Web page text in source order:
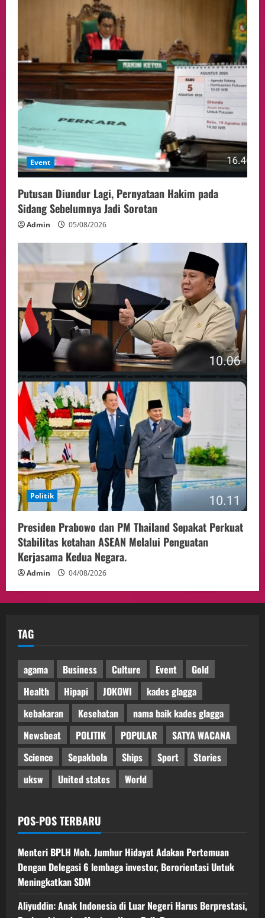
Event
Putusan Diundur Lagi, Pernyataan Hakim pada
Sidang Sebelumnya Jadi Sorotan
Admin 05/08/2026
Politik
Presiden Prabowo dan PM Thailand Sepakat Perkuat
Stabilitas ketahan ASEAN Melalui Penguatan
Kerjasama Kedua Negara.
Admin 04/08/2026
TAG
agama Business Culture Event
Gold
Health
Hipapi JOKOWI
kades glagga
kebakaran
Kesehatan
nama baik kades glagga
Newsbeat
POLITIK POPULAR
SATYA WACANA
Science
Sepakbola Ships Sport
Stories
uksw
United states World
POS-POS TERBARU
Menteri BPLH Moh. Jumhur Hidayat Adakan Pertemuan
Dengan Delegasi 6 lembaga investor, Berorientasi Untuk
Meningkatkan SDM
Aliyuddin: Anak Indonesia di Luar Negeri Harus Berprestasi,